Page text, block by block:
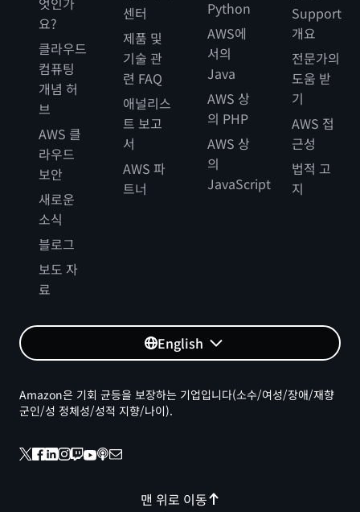
요?
클라우드
컴퓨팅
개념 허
브
AWS 클
라우드
보안
새로운
소식
블로그
보도 자
료
센터
제품 및
기술 관
련 FAQ
애널리스
트 보고
서
AWS 파
트너
Python
AWS에
서의
Java
AWS 상
의 PHP
AWS 상
의
JavaScript
Support
개요
전문가의
도움 받
기
AWS 접
근성
법적 고
지
English
맨 위로 이동
Amazon은 기회 균등을 보장하는 기업입니다(소수/여성/장애/재향
군인/성 정체성/성적 지향/나이).